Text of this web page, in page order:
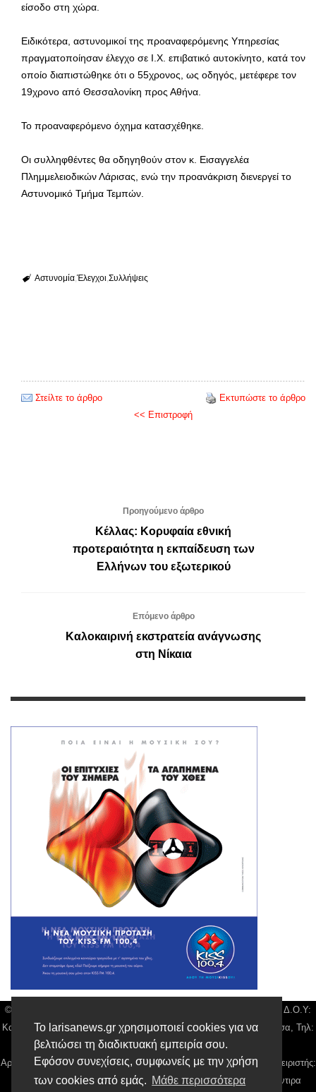
Το larisanews.gr χρησιμοποιεί cookies για να
βελτιώσει τη διαδικτυακή εμπειρία σου.
Εφόσον συνεχίσεις, συμφωνείς με την χρήση
των cookies από εμάς. Μάθε περισσότερα
είσοδο στη χώρα.
Ειδικότερα, αστυνομικοί της προαναφερόμενης Υπηρεσίας
πραγματοποίησαν έλεγχο σε Ι.Χ. επιβατικό αυτοκίνητο, κατά τον
οποίο διαπιστώθηκε ότι ο 55χρονος, ως οδηγός, μετέφερε τον
19χρονο από Θεσσαλονίκη προς Αθήνα.
Το προαναφερόμενο όχημα κατασχέθηκε.
Οι συλληφθέντες θα οδηγηθούν στον κ. Εισαγγελέα
Πλημμελειοδικών Λάρισας, ενώ την προανάκριση διενεργεί το
Αστυνομικό Τμήμα Τεμπών.
Αστυνομία Έλεγχοι Συλλήψεις
Στείλτε το άρθρο
Εκτυπώστε το άρθρο
<< Επιστροφή
Προηγούμενο άρθρο
Κέλλας: Κορυφαία εθνική
προτεραιότητα η εκπαίδευση των
Ελλήνων του εξωτερικού
Επόμενο άρθρο
Καλοκαιρινή εκστρατεία ανάγνωσης
στη Νίκαια
© Larisa News | Διακριτικός Τίτλος: Orion Media, ΑΦΜ: 043750542, Δ.Ο.Υ:
Καρδίτσας, Υπο/μα Λάρισας, Δ/νση: Φαρμακίδου 36 τ.κ 41222 Λάρισα, Τηλ:
2410 259100, email: news@larisanews.gr
Αρ. Γεμή: 018804431000, Νόμιμος Εκπρόσωπος, Ιδιοκτήτης και Διαχειριστής:
Παναγιώτης Φιλίππου, Διευθύντρια: Γιαννουσά Βασιλική, Διευθύντιρα